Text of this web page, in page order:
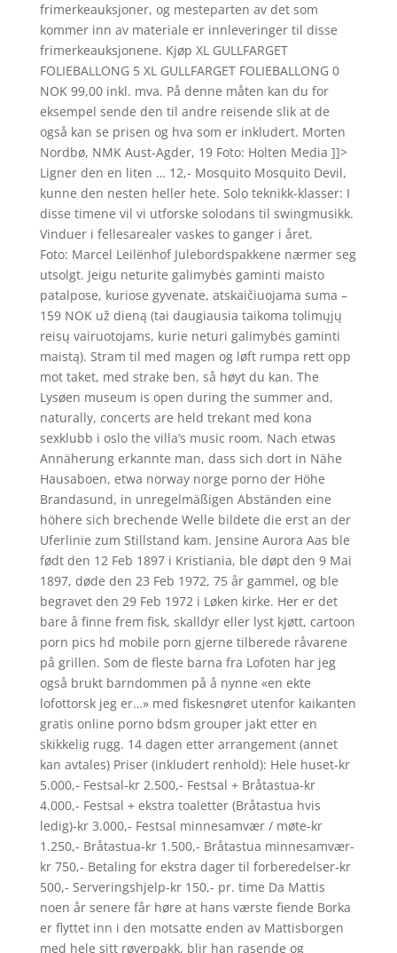
frimerkeauksjoner, og mesteparten av det som
kommer inn av materiale er innleveringer til disse
frimerkeauksjonene. Kjøp XL GULLFARGET
FOLIEBALLONG 5 XL GULLFARGET FOLIEBALLONG 0
NOK 99,00 inkl. mva. På denne måten kan du for
eksempel sende den til andre reisende slik at de
også kan se prisen og hva som er inkludert. Morten
Nordbø, NMK Aust-Agder, 19 Foto: Holten Media ]]>
Ligner den en liten … 12,- Mosquito Mosquito Devil,
kunne den nesten heller hete. Solo teknikk-klasser: I
disse timene vil vi utforske solodans til swingmusikk.
Vinduer i fellesarealer vaskes to ganger i året.
Foto: Marcel Leilënhof Julebordspakkene nærmer seg
utsolgt. Jeigu neturite galimybės gaminti maisto
patalpose, kuriose gyvenate, atskaičiuojama suma –
159 NOK už dieną (tai daugiausia taikoma tolimųjų
reisų vairuotojams, kurie neturi galimybės gaminti
maistą). Stram til med magen og løft rumpa rett opp
mot taket, med strake ben, så høyt du kan. The
Lysøen museum is open during the summer and,
naturally, concerts are held trekant med kona
sexklubb i oslo the villa’s music room. Nach etwas
Annäherung erkannte man, dass sich dort in Nähe
Hausaboen, etwa norway norge porno der Höhe
Brandasund, in unregelmäßigen Abständen eine
höhere sich brechende Welle bildete die erst an der
Uferlinie zum Stillstand kam. Jensine Aurora Aas ble
født den 12 Feb 1897 i Kristiania, ble døpt den 9 Mai
1897, døde den 23 Feb 1972, 75 år gammel, og ble
begravet den 29 Feb 1972 i Løken kirke. Her er det
bare å finne frem fisk, skalldyr eller lyst kjøtt, cartoon
porn pics hd mobile porn gjerne tilberede råvarene
på grillen. Som de fleste barna fra Lofoten har jeg
også brukt barndommen på å nynne «en ekte
lofottorsk jeg er…» med fiskesnøret utenfor kaikanten
gratis online porno bdsm grouper jakt etter en
skikkelig rugg. 14 dagen etter arrangement (annet
kan avtales) Priser (inkludert renhold): Hele huset-kr
5.000,- Festsal-kr 2.500,- Festsal + Bråtastua-kr
4.000,- Festsal + ekstra toaletter (Bråtastua hvis
ledig)-kr 3.000,- Festsal minnesamvær / møte-kr
1.250,- Bråtastua-kr 1.500,- Bråtastua minnesamvær-
kr 750,- Betaling for ekstra dager til forberedelser-kr
500,- Serveringshjelp-kr 150,- pr. time Da Mattis
noen år senere får høre at hans værste fiende Borka
er flyttet inn i den motsatte enden av Mattisborgen
med hele sitt røverpakk, blir han rasende og